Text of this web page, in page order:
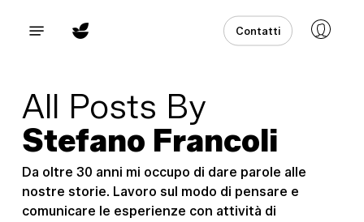
Menu Contatti
All Posts By
Stefano Francoli
Da oltre 30 anni mi occupo di dare parole alle
nostre storie. Lavoro sul modo di pensare e
comunicare le esperienze con attività di